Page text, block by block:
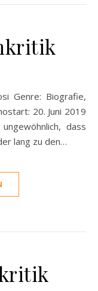
20. Juni 2019
dass
lang zu den…